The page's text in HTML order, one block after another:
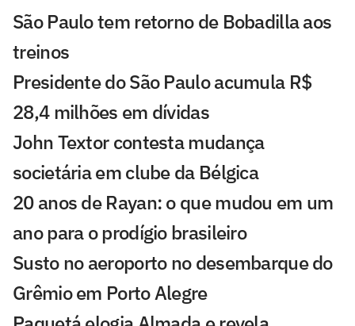
São Paulo tem retorno de Bobadilla aos
treinos
Presidente do São Paulo acumula R$
28,4 milhões em dívidas
John Textor contesta mudança
societária em clube da Bélgica
20 anos de Rayan: o que mudou em um
ano para o prodígio brasileiro
Susto no aeroporto no desembarque do
Grêmio em Porto Alegre